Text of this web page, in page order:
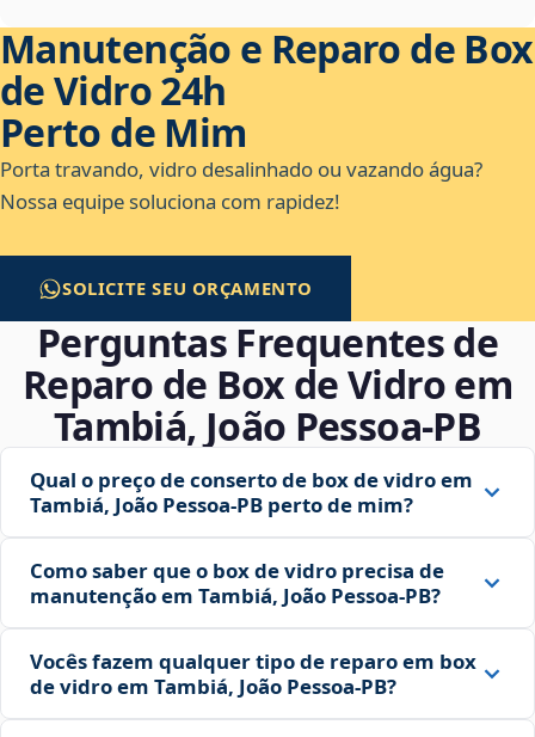
Manutenção e Reparo de Box
de Vidro 24h
Perto de Mim
Porta travando, vidro desalinhado ou vazando água?
Nossa equipe soluciona com rapidez!
SOLICITE SEU ORÇAMENTO
Perguntas Frequentes de
Reparo de Box de Vidro em
Tambiá, João Pessoa‑PB
Qual o preço de conserto de box de vidro em
Tambiá, João Pessoa‑PB perto de mim?
Como saber que o box de vidro precisa de
manutenção em Tambiá, João Pessoa‑PB?
Vocês fazem qualquer tipo de reparo em box
de vidro em Tambiá, João Pessoa‑PB?